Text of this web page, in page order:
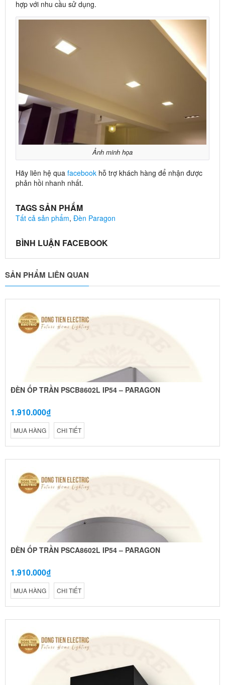
hợp với nhu cầu sử dụng.
Ảnh minh họa
Hãy liên hệ qua facebook hỗ trợ khách hàng để nhận được
phản hồi nhanh nhất.
TAGS SẢN PHẨM
Tất cả sản phẩm, Đèn Paragon
BÌNH LUẬN FACEBOOK
SẢN PHẨM LIÊN QUAN
ĐÈN ỐP TRẦN PSCB8602L IP54 – PARAGON
1.910.000₫
MUA HÀNG CHI TIẾT
ĐÈN ỐP TRẦN PSCA8602L IP54 – PARAGON
1.910.000₫
MUA HÀNG CHI TIẾT